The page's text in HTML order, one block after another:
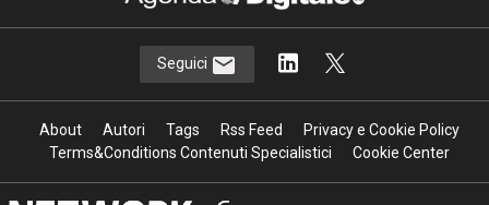
Seguici
About Autori Tags Rss Feed
Privacy e Cookie Policy
Terms&Conditions Contenuti Specialistici
Cookie Center